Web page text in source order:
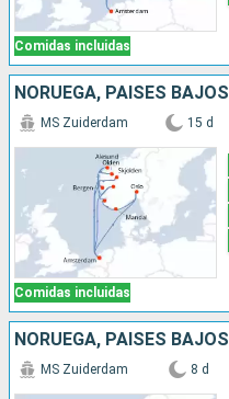
Comidas incluidas
NORUEGA, PAISES BAJOS
Comidas incluidas
MS Zuiderdam 15 d
NORUEGA, PAISES BAJOS
MS Zuiderdam 8 d